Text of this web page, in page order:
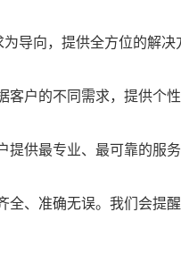
导向，提供全方位的解
户的不同需求，提供个
供最专业、最可靠的服
、准确无误。我们会提